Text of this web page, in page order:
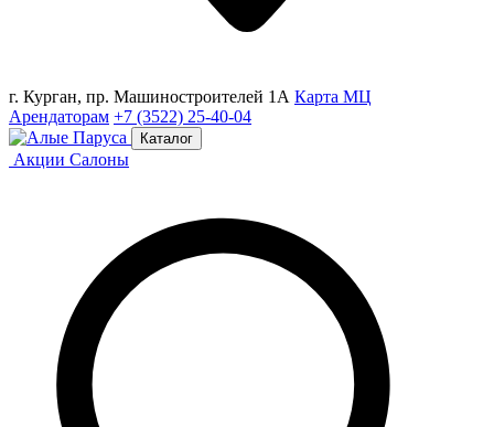
г. Курган, пр. Машиностроителей 1А Карта МЦ
Арендаторам +7 (3522) 25-40-04
Каталог
Акции Салоны